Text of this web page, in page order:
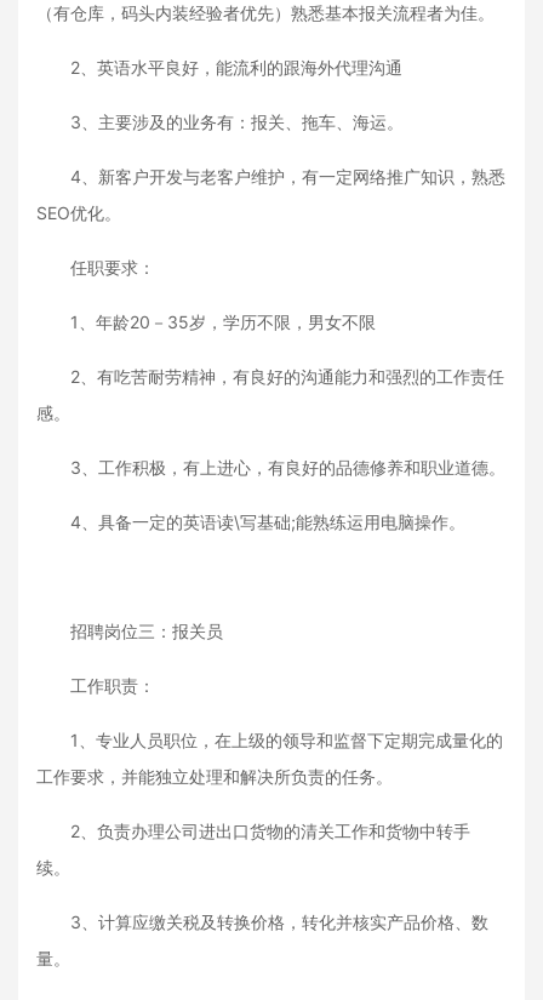
（有仓库，码头内装经验者优先）熟悉基本报关流程者为佳。
2、英语水平良好，能流利的跟海外代理沟通
3、主要涉及的业务有：报关、拖车、海运。
4、新客户开发与老客户维护，有一定网络推广知识，熟悉
SEO优化。
任职要求：
1、年龄20－35岁，学历不限，男女不限
2、有吃苦耐劳精神，有良好的沟通能力和强烈的工作责任
感。
3、工作积极，有上进心，有良好的品德修养和职业道德。
4、具备一定的英语读\写基础;能熟练运用电脑操作。
招聘岗位三：报关员
工作职责：
1、专业人员职位，在上级的领导和监督下定期完成量化的
工作要求，并能独立处理和解决所负责的任务。
2、负责办理公司进出口货物的清关工作和货物中转手
续。
3、计算应缴关税及转换价格，转化并核实产品价格、数
量。